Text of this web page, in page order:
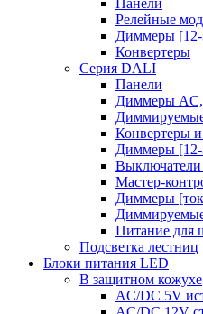
Панели
Релейные
Диммеры
Конвертеры
Серия DALI
Панели
Диммеры
Конвертеры и
Диммеры
Выключатели
Мастер-
Диммеры
Питание для
Подсветка лестниц
Блоки питания LED
В защитном кожухе
AC/DC 5V